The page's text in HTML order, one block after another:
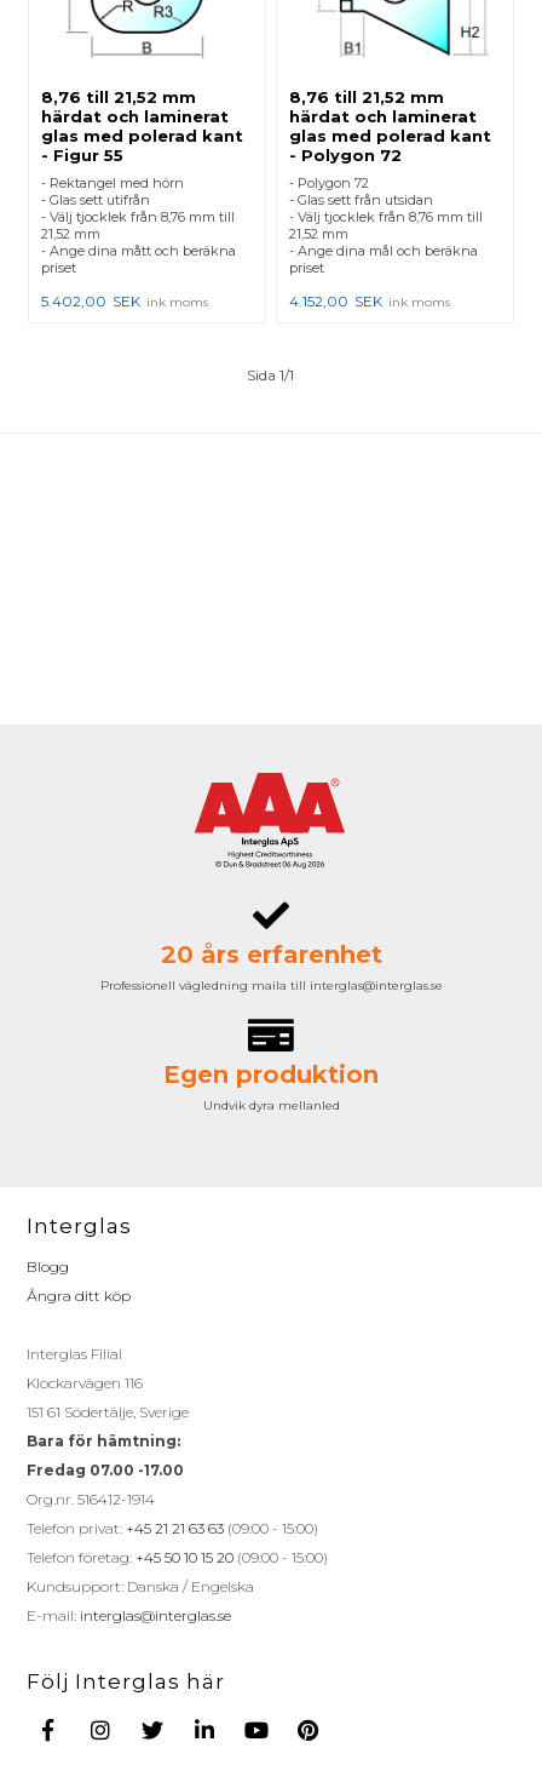
8,76 till 21,52 mm
härdat och laminerat
glas med polerad kant
- Figur 55
- Rektangel med hörn
- Glas sett utifrån
- Välj tjocklek från 8,76 mm till
21,52 mm
- Ange dina mått och beräkna
priset
5.402,00 SEK ink moms
8,76 till 21,52 mm
härdat och laminerat
glas med polerad kant
- Polygon 72
- Polygon 72
- Glas sett från utsidan
- Välj tjocklek från 8,76 mm till
21,52 mm
- Ange dina mål och beräkna
priset
4.152,00 SEK ink moms
Sida 1/1
20 års erfarenhet
Professionell vägledning maila till interglas@interglas.se
Egen produktion
Undvik dyra mellanled
Interglas
Blogg
Ångra ditt köp
Interglas Filial
Klockarvägen 116
151 61 Södertälje, Sverige
Bara för hämtning:
Fredag 07.00 -17.00
Org.nr. 516412-1914
Telefon privat: +45 21 21 63 63 (09:00 - 15:00)
Telefon företag: +45 50 10 15 20 (09:00 - 15:00)
Kundsupport: Danska / Engelska
E-mail: interglas@interglas.se
Följ Interglas här